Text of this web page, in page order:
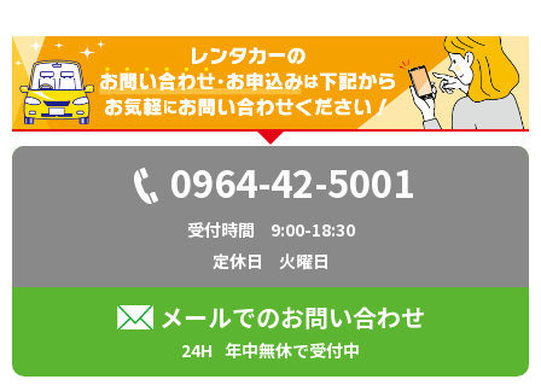
係をもちません。また、反社会的勢力による不当
要求は拒絶します。
4. 不当要求時における民事および刑事の法的対応
反社会的勢力による不当要求に対して、民事およ
び刑事の両面から法的対応をします。
5. 不適切な取引および資金提供の禁止
反社会的勢力による不当要求が、事業活動上の不
祥事や役員および社員の不祥事を理由とする場合
であっても、事案を隠ぺいするための裏取引や資
金提供は絶対に行いません。
0964-42-5001
受付時間
9:00-18:30
定休日
火曜日
メールでのお問い合わせ
24H 年中無休で受付中